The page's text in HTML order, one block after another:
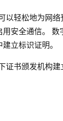
以轻松地为网
安全通信。
立标识证明。
证书颁发机构